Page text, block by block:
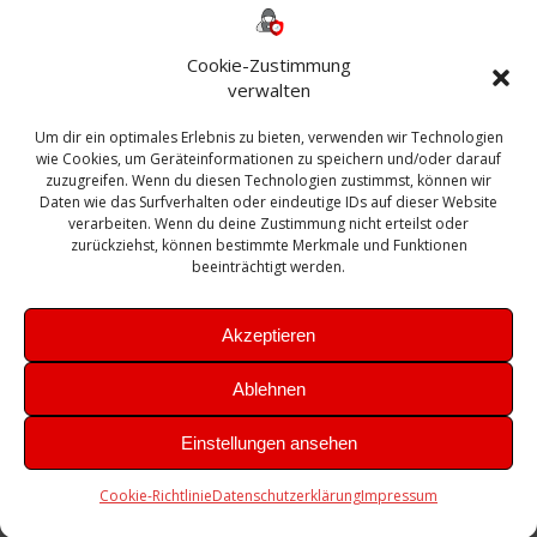
Cookie-Zustimmung
verwalten
Um dir ein optimales Erlebnis zu bieten, verwenden wir Technologien
wie Cookies, um Geräteinformationen zu speichern und/oder darauf
zuzugreifen. Wenn du diesen Technologien zustimmst, können wir
Daten wie das Surfverhalten oder eindeutige IDs auf dieser Website
verarbeiten. Wenn du deine Zustimmung nicht erteilst oder
zurückziehst, können bestimmte Merkmale und Funktionen
beeinträchtigt werden.
Akzeptieren
Ablehnen
Einstellungen ansehen
Cookie-RichtlinieDatenschutzerklärungImpressum
Bautagebuch
Exchange firewall Fritzbox
Microsoft
Sanierung SBS Security Server Sicherheit
Sicherung SIEM Sophos SSL Ubuntu
Update Upgrade UTM VCenter VCSA Veeam
VMWare VPN WAZUH Windows
Zertifikat
Theme